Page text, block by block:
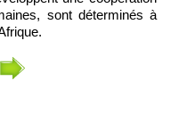
sont déterminés à